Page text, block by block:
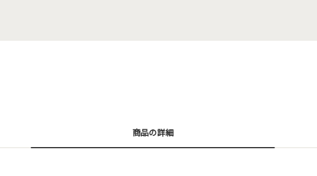
商品の詳細